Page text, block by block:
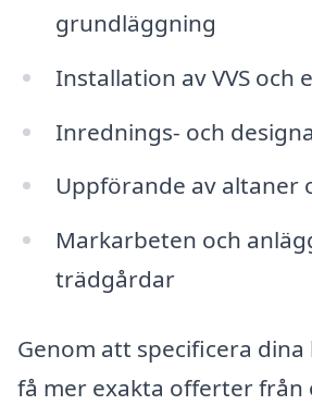
grundläggning
Installation av VVS och
Inrednings- och
Uppförande av altaner
Markarbeten och
trädgårdar
Genom att specificera dina
få mer exakta offerter från